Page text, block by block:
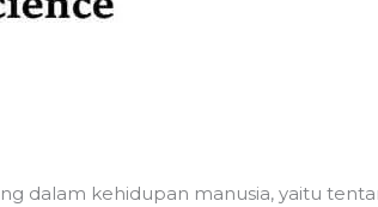
dalam kehidupan manusia, yaitu